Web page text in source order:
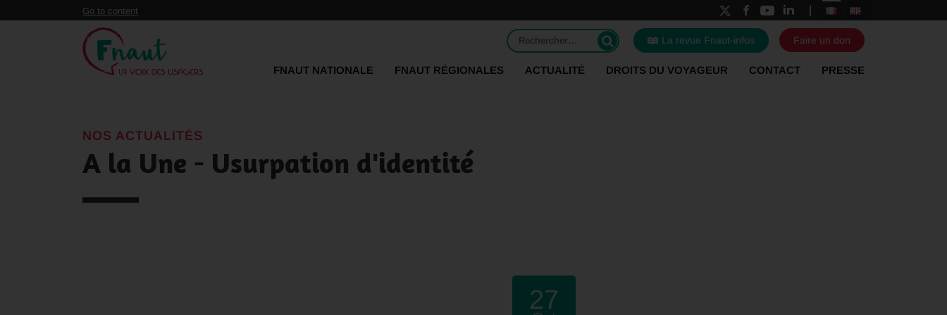
Panneau de gestion des cookies
Go to content
Rechercher : La revue Fnaut-infos Faire un don
FNAUT NATIONALE FNAUT RÉGIONALES ACTUALITÉ DROITS DU VOYAGEUR CONTACT PRESSE
NOS ACTUALITÉS
A la Une - Usurpation d'identité
27